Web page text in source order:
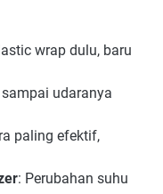
wrap dulu, baru
udaranya
paling efektif,
: Perubahan suhu